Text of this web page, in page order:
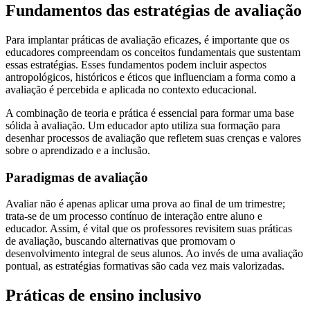
Fundamentos das estratégias de avaliação
Para implantar práticas de avaliação eficazes, é importante que os
educadores compreendam os conceitos fundamentais que sustentam
essas estratégias. Esses fundamentos podem incluir aspectos
antropológicos, históricos e éticos que influenciam a forma como a
avaliação é percebida e aplicada no contexto educacional.
A combinação de teoria e prática é essencial para formar uma base
sólida à avaliação. Um educador apto utiliza sua formação para
desenhar processos de avaliação que refletem suas crenças e valores
sobre o aprendizado e a inclusão.
Paradigmas de avaliação
Avaliar não é apenas aplicar uma prova ao final de um trimestre;
trata-se de um processo contínuo de interação entre aluno e
educador. Assim, é vital que os professores revisitem suas práticas
de avaliação, buscando alternativas que promovam o
desenvolvimento integral de seus alunos. Ao invés de uma avaliação
pontual, as estratégias formativas são cada vez mais valorizadas.
Práticas de ensino inclusivo